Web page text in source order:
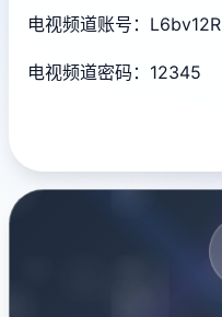
电视频道账号：L6bv12R
电视频道密码：12345